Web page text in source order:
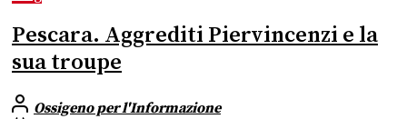
Pescara. Aggrediti Piervincenzi e la
sua troupe
Ossigeno per l'Informazione